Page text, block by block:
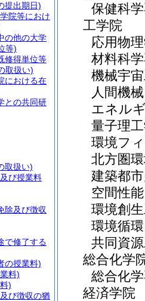
保健科
工学院
応用物
材料科
機械宇
人間機
エネル
量子理
環境フ
北方圏
建築都
空間性
環境創
環境循
共同資
総合化学
総合化
経済学院
提出期日)
院等におけ
の他の大学
等)
修得単位等
取扱い)
における在
との共同研
取扱い)
び授業料
除及び徴収
で修了する
の授業料)
料)
)
び徴収の猶